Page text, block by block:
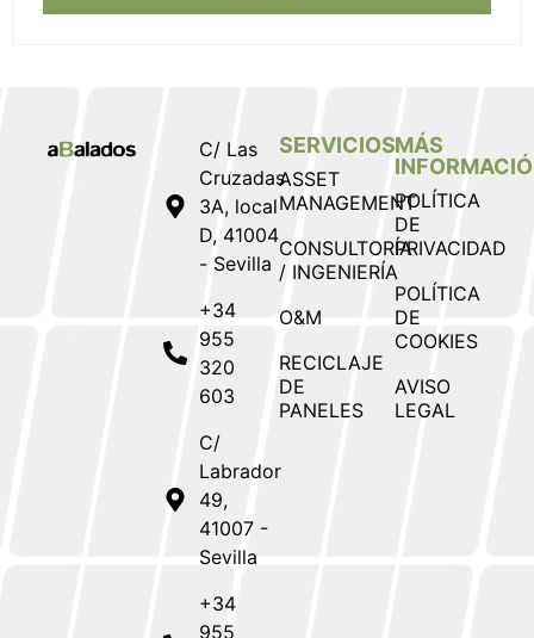
C/ Las
Cruzadas
3A, local
D, 41004
- Sevilla
+34
955
320
603
C/
Labrador
49,
41007 -
Sevilla
+34
955
SERVICIOS
ASSET
MANAGEMENT
CONSULTORÍA
/ INGENIERÍA
O&M
RECICLAJE
DE
PANELES
MÁS
POLÍTICA
DE
PRIVACIDAD
POLÍTICA
DE
COOKIES
AVISO
LEGAL